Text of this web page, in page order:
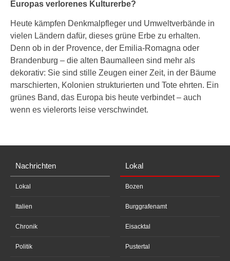
Europas verlorenes Kulturerbe?
Heute kämpfen Denkmalpfleger und Umweltverbände in
vielen Ländern dafür, dieses grüne Erbe zu erhalten.
Denn ob in der Provence, der Emilia-Romagna oder
Brandenburg – die alten Baumalleen sind mehr als
dekorativ: Sie sind stille Zeugen einer Zeit, in der Bäume
marschierten, Kolonien strukturierten und Tote ehrten. Ein
grünes Band, das Europa bis heute verbindet – auch
wenn es vielerorts leise verschwindet.
Nachrichten
Lokal
Italien
Chronik
Politik
Lokal
Bozen
Burggrafenamt
Eisacktal
Pustertal